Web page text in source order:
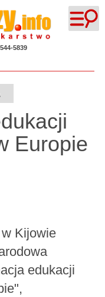
5839
Europie
Kijowie
edukacji